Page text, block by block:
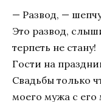
— Развод, —
Это развод,
терпеть не стану!
Гости на
Свадьбы только
моего мужа с